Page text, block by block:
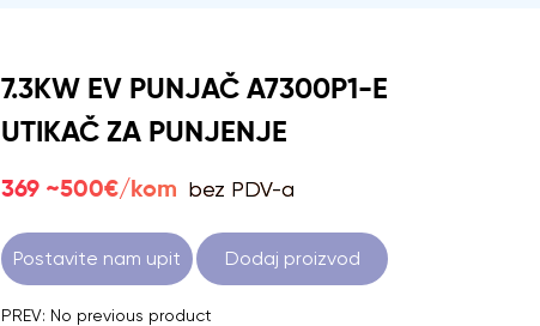
7.3KW EV PUNJAČ A7300P1-E
UTIKAČ ZA PUNJENJE
369 ~500€/kom bez PDV-a
Postavite nam upit Dodaj proizvod
PREV: No previous product